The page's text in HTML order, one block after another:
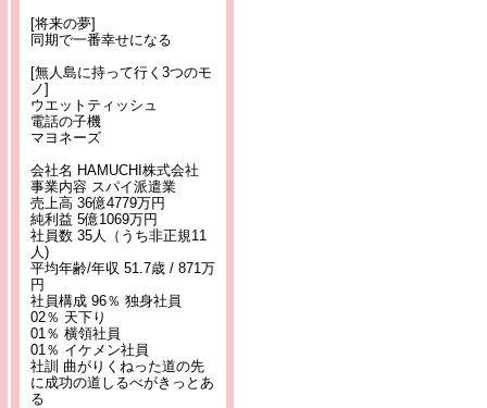
[将来の夢]
同期で一番幸せになる
[無人島に持って行く3つのモ
ノ]
ウエットティッシュ
電話の子機
マヨネーズ
会社名 HAMUCHI株式会社
事業内容 スパイ派遣業
売上高 36億4779万円
純利益 5億1069万円
社員数 35人（うち非正規11
人)
平均年齢/年収 51.7歳 / 871万
円
社員構成 96％ 独身社員
02％ 天下り
01％ 横領社員
01％ イケメン社員
社訓 曲がりくねった道の先
に成功の道しるべがきっとあ
る